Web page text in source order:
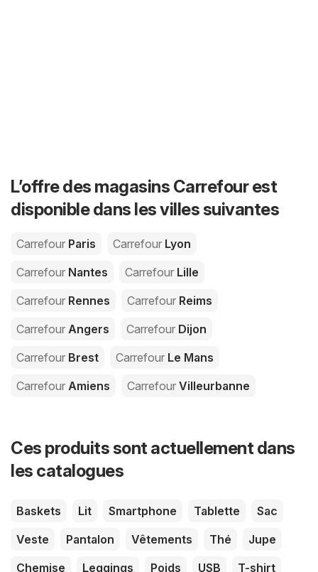
L’offre des magasins Carrefour est
disponible dans les villes suivantes
Carrefour Paris Carrefour Lyon
Carrefour Nantes Carrefour Lille
Carrefour Rennes Carrefour Reims
Carrefour Angers Carrefour Dijon
Carrefour Brest Carrefour Le Mans
Carrefour Amiens Carrefour Villeurbanne
Ces produits sont actuellement dans
les catalogues
Baskets Lit Smartphone Tablette
Sac
Veste
Pantalon Vêtements Thé
Jupe
Chemise
Leggings Poids USB T-shirt